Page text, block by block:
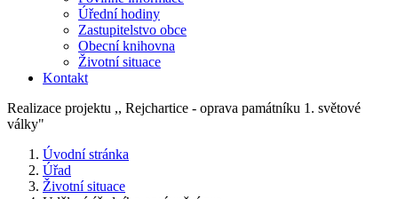
Úřední hodiny
Zastupitelstvo obce
Obecní knihovna
Životní situace
Kontakt
Realizace projektu ,, Rejchartice - oprava památníku 1. světové
války"
Úvodní stránka
Úřad
Životní situace